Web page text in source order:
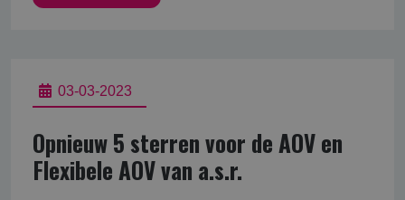
03-03-2023
Opnieuw 5 sterren voor de AOV en
Flexibele AOV van a.s.r.